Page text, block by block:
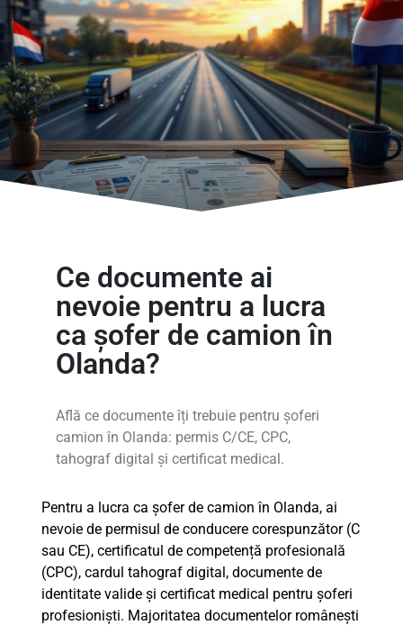
Ce documente ai
nevoie pentru a lucra
ca șofer de camion în
Olanda?
Află ce documente îți trebuie pentru șoferi
camion în Olanda: permis C/CE, CPC,
tahograf digital și certificat medical.
Pentru a lucra ca șofer de camion în Olanda, ai
nevoie de permisul de conducere corespunzător (C
sau CE), certificatul de competență profesională
(CPC), cardul tahograf digital, documente de
identitate valide și certificat medical pentru șoferi
profesioniști. Majoritatea documentelor românești